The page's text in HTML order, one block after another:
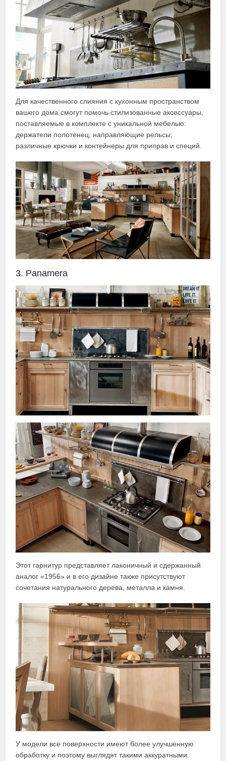
Для качественного слияния с кухонным пространством
вашего дома смогут помочь стилизованные аксессуары,
поставляемые в комплекте с уникальной мебелью:
держатели полотенец, направляющие рельсы,
различные крючки и контейнеры для приправ и специй.
3. Panamera
Этот гарнитур представляет лаконичный и сдержанный
аналог «1956» и в его дизайне также присутствуют
сочетания натурального дерева, металла и камня.
У модели все поверхности имеют более улучшенную
обработку и поэтому выглядят такими аккуратными.